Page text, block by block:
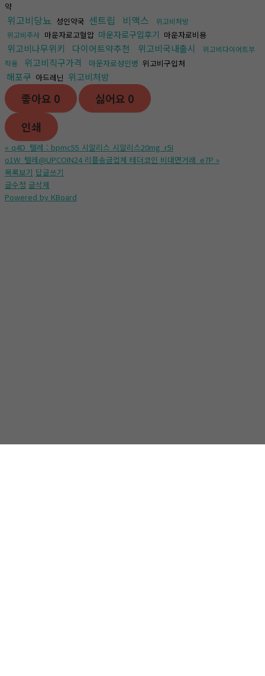
약
위고비당뇨 성인약국 센트립 비맥스
위고비처방
위고비주사 마운자로고혈압 마운자로구입후기 마운자로비용
위고비나무위키 다이어트약추천 위고비국내출시
위고비다이어트부
작용
위고비직구가격 마운자로성인병 위고비구입처
해포쿠 아드레닌 위고비처방
좋아요 0 싫어요 0
인쇄
« q4D_텔레 : bpmc55 시알리스 시알리스20mg_r5I
o1W_텔레@UPCOIN24 리플송금업체 테더코인 비대면거래_e7P »
목록보기 답글쓰기
글수정 글삭제
Powered by KBoard